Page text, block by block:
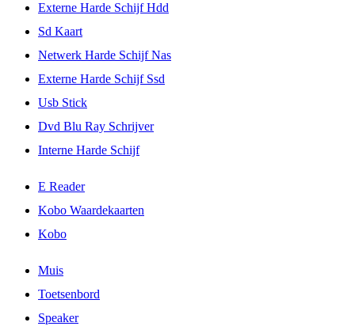
Externe Harde Schijf Hdd
Sd Kaart
Netwerk Harde Schijf Nas
Externe Harde Schijf Ssd
Usb Stick
Dvd Blu Ray Schrijver
Interne Harde Schijf
E Reader
Kobo Waardekaarten
Kobo
Muis
Toetsenbord
Speaker